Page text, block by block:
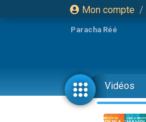
Mon compte /
Paracha Réé
Vidéos